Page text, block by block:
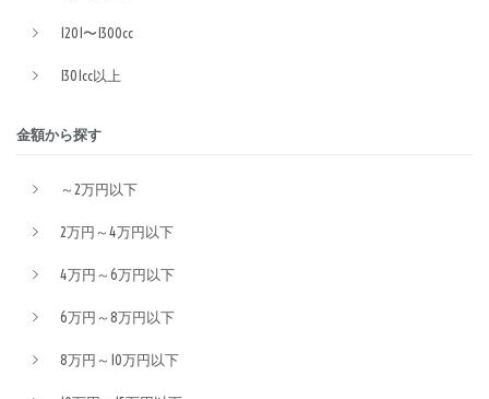
1201〜1300cc
1301cc以上
金額から探す
～2万円以下
2万円～4万円以下
4万円～6万円以下
6万円～8万円以下
8万円～10万円以下